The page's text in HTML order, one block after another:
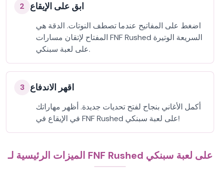
2 ابق على الإيقاع
اضغط على المفاتيح عندما تصطف النوتات. الدقة هي
المفتاح لإتقان مسارات FNF Rushed السريعة الوتيرة
على لعبة سبنكي.
3 اقهر الاندفاع
أكمل الأغاني بنجاح لفتح تحديات جديدة. أظهر مهاراتك
في الإيقاع في FNF Rushed على لعبة سبنكي!
الميزات الرئيسية لـ FNF Rushed على لعبة سبنكي